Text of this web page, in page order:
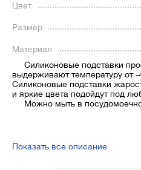
Цвет
Размер
Материал
Силиконовые подставки
выдерживают температуру от -
Силиконовые подставки
и яркие цвета подойдут под
Можно мыть в
Показать все описание